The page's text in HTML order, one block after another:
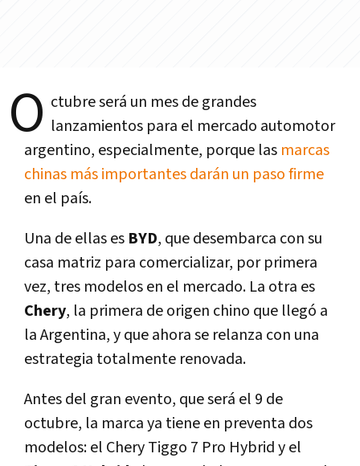
O ctubre será un mes de grandes
lanzamientos para el mercado automotor
argentino, especialmente, porque las marcas
chinas más importantes darán un paso firme
en el país.
Una de ellas es BYD, que desembarca con su
casa matriz para comercializar, por primera
vez, tres modelos en el mercado. La otra es
Chery, la primera de origen chino que llegó a
la Argentina, y que ahora se relanza con una
estrategia totalmente renovada.
Antes del gran evento, que será el 9 de
octubre, la marca ya tiene en preventa dos
modelos: el Chery Tiggo 7 Pro Hybrid y el